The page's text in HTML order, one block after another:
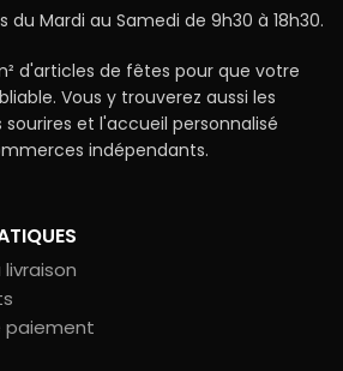
du Mardi au Samedi de 9h30 à 18h30.
d'articles de fêtes pour que votre
Vous y trouverez aussi les
sourires et l'accueil personnalisé
indépendants.
paiement